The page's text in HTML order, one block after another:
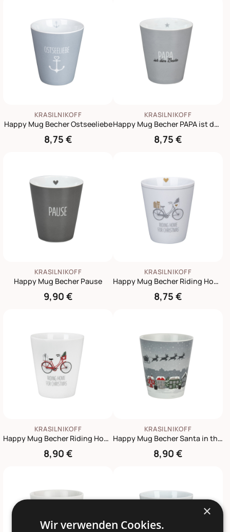
KRASILNIKOFF
Happy Mug Becher Ostseeliebe
8,75 €
KRASILNIKOFF
Happy Mug Becher PAPA ist der Beste
8,75 €
KRASILNIKOFF
Happy Mug Becher Pause
9,90 €
KRASILNIKOFF
Happy Mug Becher Riding Home for Christmas
8,75 €
KRASILNIKOFF
Happy Mug Becher Riding Home for Christmas Bike
8,90 €
KRASILNIKOFF
Happy Mug Becher Santa in the Sky
8,90 €
×
Wir verwenden Cookies.